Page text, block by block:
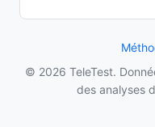
© 2026 TeleTest.
des analyses